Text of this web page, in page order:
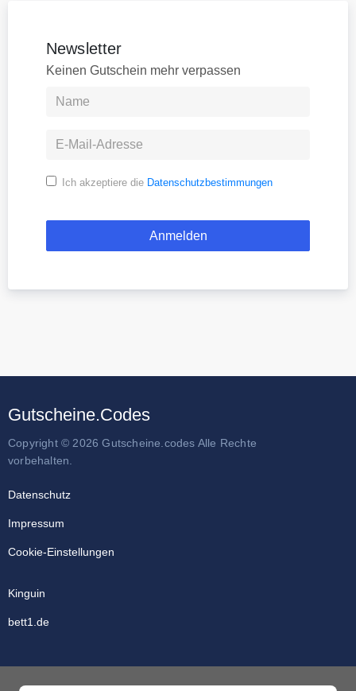
Newsletter
Keinen Gutschein mehr verpassen
Ich akzeptiere die Datenschutzbestimmungen
Gutscheine.Codes
Copyright © 2026 Gutscheine.codes Alle Rechte
vorbehalten.
Datenschutz
Impressum
Cookie-Einstellungen
Kinguin
bett1.de